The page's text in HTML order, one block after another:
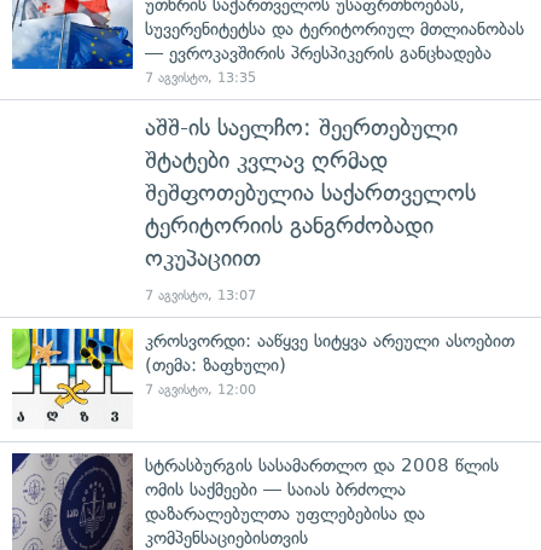
უთხრის საქართველოს უსაფრთხოებას,
სუვერენიტეტსა და ტერიტორიულ მთლიანობას
— ევროკავშირის პრესპიკერის განცხადება
7 აგვისტო, 13:35
აშშ-ის საელჩო: შეერთებული
შტატები კვლავ ღრმად
შეშფოთებულია საქართველოს
ტერიტორიის განგრძობადი
ოკუპაციით
7 აგვისტო, 13:07
კროსვორდი: ააწყვე სიტყვა არეული ასოებით
(თემა: ზაფხული)
7 აგვისტო, 12:00
სტრასბურგის სასამართლო და 2008 წლის
ომის საქმეები — საიას ბრძოლა
დაზარალებულთა უფლებებისა და
კომპენსაციებისთვის